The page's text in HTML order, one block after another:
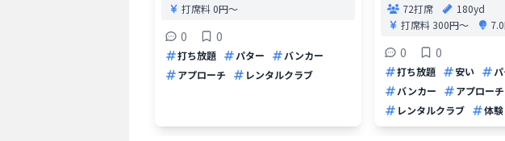
打席料0円〜
0 0
打ち放題 パター
バンカー
アプローチ
レンタルクラブ
72打席
180yd
打席料300円〜
0 0
打ち放題 安い
バンカー
アプローチ
レンタルクラブ
体